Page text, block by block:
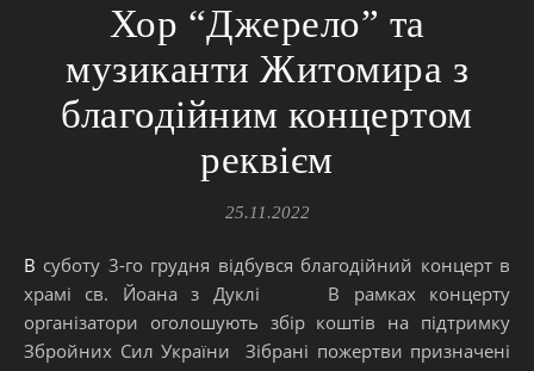
Хор “Джерело” та
музиканти Житомира з
благодійним концертом
реквієм
25.11.2022
В суботу 3-го грудня відбувся благодійний концерт в
храмі св. Йоана з Дуклі В рамках концерту
організатори оголошують збір коштів на підтримку
Збройних Сил України Зібрані пожертви призначені